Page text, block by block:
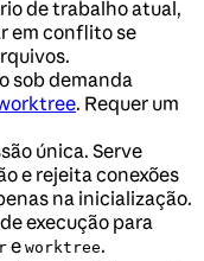
de trabalho atual,
em conflito se
sob demanda
. Requer um
única. Serve
e rejeita conexões
na inicialização.
execução para
e worktree.